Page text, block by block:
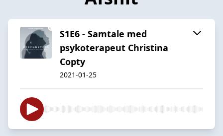
S1E6 - Samtale med
psykoterapeut Christina
Copty
2021-01-25